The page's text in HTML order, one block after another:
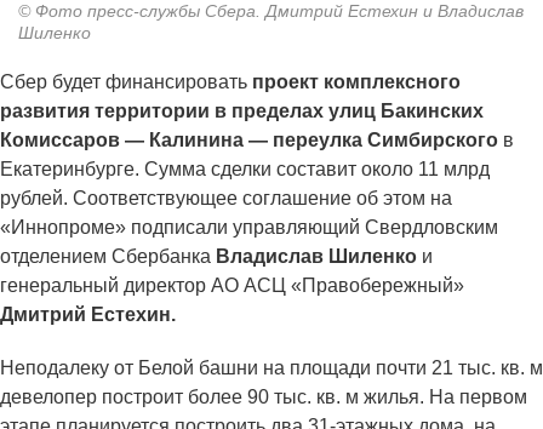
© Фото пресс-службы Сбера. Дмитрий Естехин и Владислав
Шиленко
Сбер будет финансировать проект комплексного
развития территории в пределах улиц Бакинских
Комиссаров — Калинина — переулка Симбирского в
Екатеринбурге. Сумма сделки составит около 11 млрд
рублей. Соответствующее соглашение об этом на
«Иннопроме» подписали управляющий Свердловским
отделением Сбербанка Владислав Шиленко и
генеральный директор АО АСЦ «Правобережный»
Дмитрий Естехин.
Неподалеку от Белой башни на площади почти 21 тыс. кв. м
девелопер построит более 90 тыс. кв. м жилья. На первом